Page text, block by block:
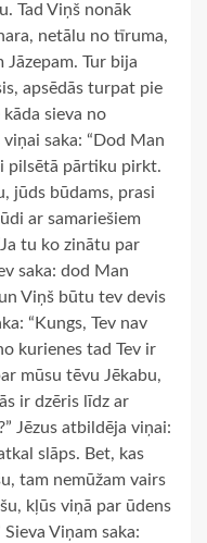
Tad Viņš nonāk
netālu no tīruma,
Jāzepam. Tur bija
apsēdās turpat pie
sieva no
saka: “Dod Man
pilsētā pārtiku pirkt.
jūds būdams, prasi
ar samariešiem
tu ko zinātu par
saka: dod Man
Viņš būtu tev devis
“Kungs, Tev nav
kurienes tad Tev ir
mūsu tēvu Jēkabu,
ir dzēris līdz ar
Jēzus atbildēja viņai:
slāps. Bet, kas
tam nemūžam vairs
kļūs viņā par ūdens
Viņam saka: